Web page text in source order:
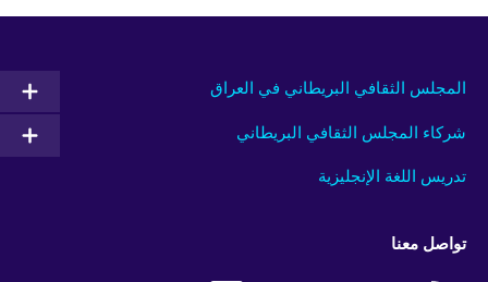
المجلس الثقافي البريطاني في العراق
شركاء المجلس الثقافي البريطاني
تدريس اللغة الإنجليزية
تواصل معنا